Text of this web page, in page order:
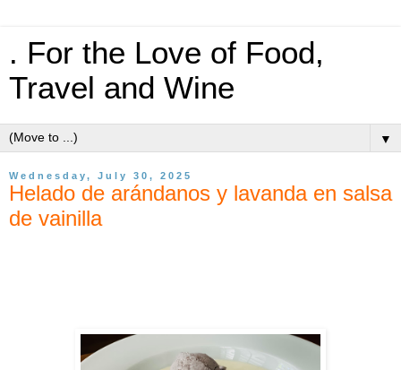
. For the Love of Food,
Travel and Wine
▼
Wednesday, July 30, 2025
Helado de arándanos y lavanda en salsa
de vainilla